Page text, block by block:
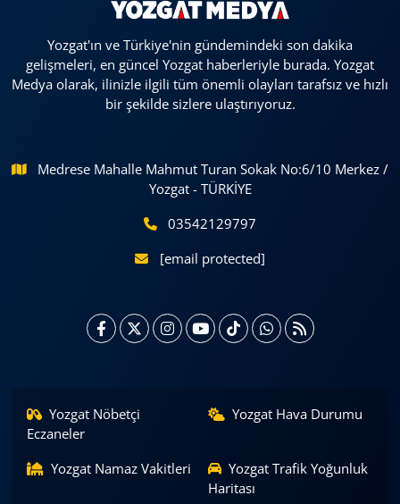
Yozgat'ın ve Türkiye'nin gündemindeki son dakika
gelişmeleri, en güncel Yozgat haberleriyle burada. Yozgat
Medya olarak, ilinizle ilgili tüm önemli olayları tarafsız ve hızlı
bir şekilde sizlere ulaştırıyoruz.
Medrese Mahalle Mahmut Turan Sokak No:6/10 Merkez /
Yozgat - TÜRKİYE
03542129797
[email protected]
Yozgat Nöbetçi
Eczaneler
Yozgat Hava Durumu
Yozgat Namaz Vakitleri
Yozgat Trafik Yoğunluk
Haritası